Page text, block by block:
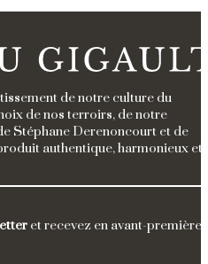
de notre culture du
de nos terroirs, de notre
Stéphane Derenoncourt et de
authentique, harmonieux et
et recevez en avant-première